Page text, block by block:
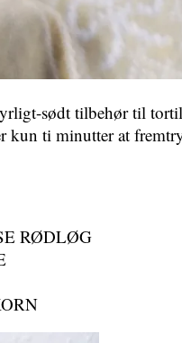
sødt tilbehør til
kun ti minutter at
RØDLØG